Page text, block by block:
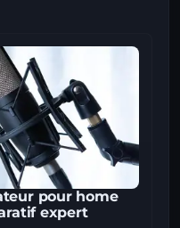
pour home
expert